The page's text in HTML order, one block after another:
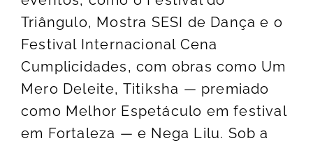
Triângulo, Mostra SESI de Dança e o
Festival Internacional Cena
Cumplicidades, com obras como Um
Mero Deleite, Titiksha — premiado
como Melhor Espetáculo em festival
em Fortaleza — e Nega Lilu. Sob a